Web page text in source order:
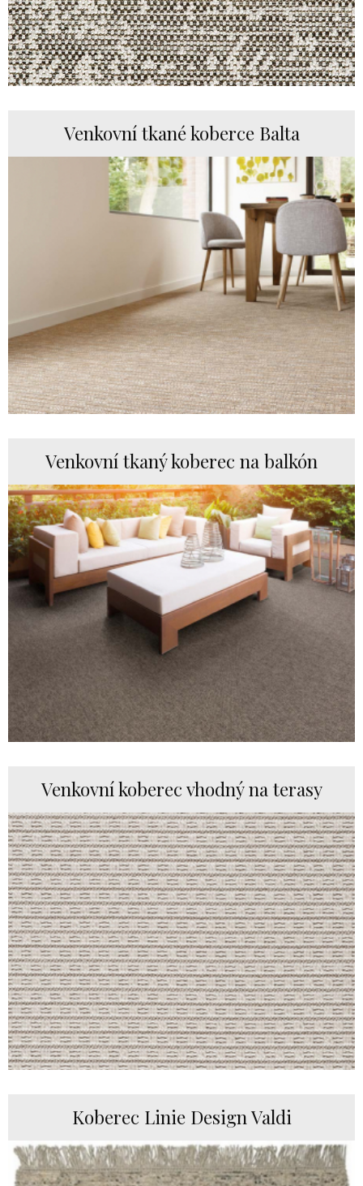
Venkovní tkané koberce Balta
Venkovní tkaný koberec na balkón
Venkovní koberec vhodný na terasy
Koberec Linie Design Valdi